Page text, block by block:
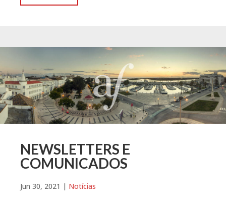
NEWSLETTERS E
COMUNICADOS
Jun 30, 2021 | Notícias